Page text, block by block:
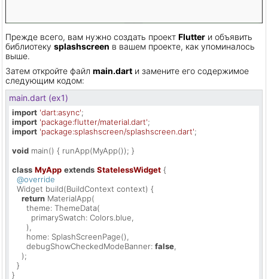
Прежде всего, вам нужно создать проект Flutter и объявить
библиотеку splashscreen в вашем проекте, как упоминалось
выше.
Затем откройте файл main.dart и замените его содержимое
следующим кодом:
main.dart (ex1)
import 'dart:async'
import 'package:flutter/material.dart'
import 'package:splashscreen/splashscreen.dart';
void main() { runApp(MyApp()); }
class MyApp extends StatelessWidget {
@override
  Widget build(BuildContext context) {
return MaterialApp(
      theme: ThemeData(
        primarySwatch: Colors.blue,
      ),
      home: SplashScreenPage(),
      debugShowCheckedModeBanner:
false,
    );
  }